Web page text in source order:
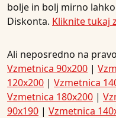
bolje in bolj mirno
Diskonta. Kliknite tukaj
Ali neposredno na
Vzmetnica 90x200 |
120x200 | Vzmetnica
Vzmetnica 180x200 |
90x190 | Vzmetnica